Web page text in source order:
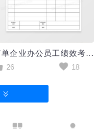
简单企业办公员工绩效考核表excel模板
26
18